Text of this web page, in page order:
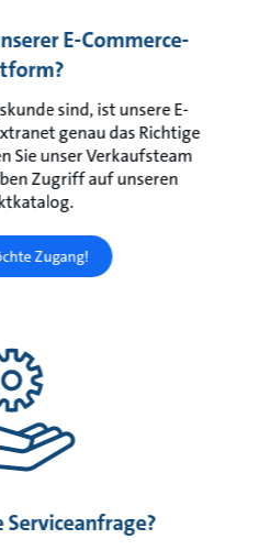
E-Commerce-
sind, ist unsere E-
genau das Richtige
Sie unser Verkaufsteam
Zugriff auf unseren
Zugang!
Serviceanfrage?